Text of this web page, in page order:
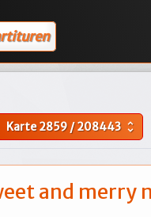
Karte2859/208443 unfold_more
and merry